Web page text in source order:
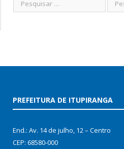
PREFEITURA DE ITUPIRANGA
End.: Av. 14 de julho, 12 – Centro
CEP: 68580-000